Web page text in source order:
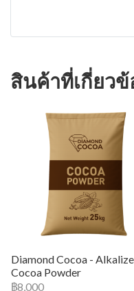
สินค้าที่เกี่ยวข้
Diamond Cocoa -
Cocoa Powder
฿8,000